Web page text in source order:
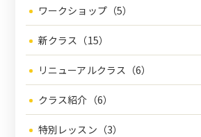
ワークショップ（5）
新クラス（15）
リニューアルクラス（6）
クラス紹介（6）
特別レッスン（3）